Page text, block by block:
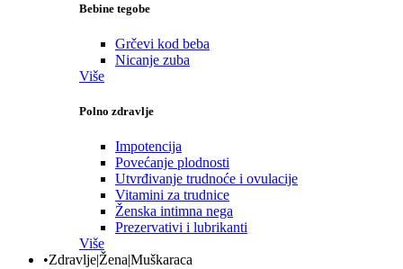
Bebine tegobe
Grčevi kod beba
Nicanje zuba
Više
Polno zdravlje
Impotencija
Povećanje plodnosti
Utvrđivanje trudnoće i ovulacije
Vitamini za trudnice
Ženska intimna nega
Prezervativi i lubrikanti
Više
•Zdravlje|Žena|Muškaraca